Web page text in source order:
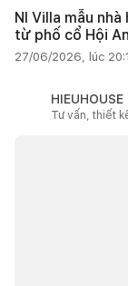
NI Villa mẫu
từ phố cổ Hội An
27/06/2026, lúc
HIEUHOUSE
Tư vấn, thiết